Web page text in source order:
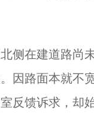
侧在建道路尚
因路面本就不
反馈诉求，却